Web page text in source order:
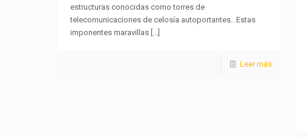
estructuras conocidas como torres de
telecomunicaciones de celosía autoportantes.. Estas
imponentes maravillas[...]
Leer más